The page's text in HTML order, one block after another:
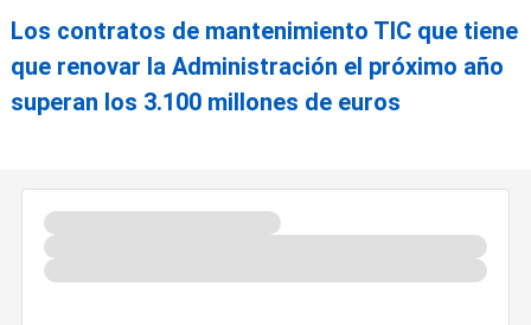
Los contratos de mantenimiento TIC que tiene
que renovar la Administración el próximo año
superan los 3.100 millones de euros